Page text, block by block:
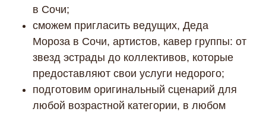
в Сочи;
сможем пригласить ведущих, Деда
Мороза в Сочи, артистов, кавер группы: от
звезд эстрады до коллективов, которые
предоставляют свои услуги недорого;
подготовим оригинальный сценарий для
любой возрастной категории, в любом